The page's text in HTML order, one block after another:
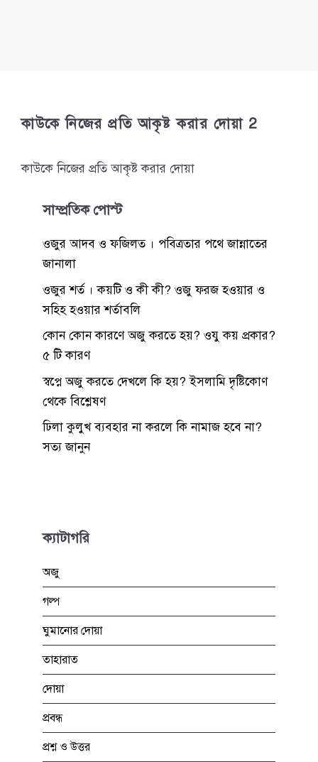
কাউকে নিজের প্রতি আকৃষ্ট করার দোয়া 2
কাউকে নিজের প্রতি আকৃষ্ট করার দোয়া
সাম্প্রতিক পোস্ট
ওজুর আদব ও ফজিলত । পবিত্রতার পথে জান্নাতের
জানালা
ওজুর শর্ত । কয়টি ও কী কী? ওজু ফরজ হওয়ার ও
সহিহ হওয়ার শর্তাবলি
কোন কোন কারণে অজু করতে হয়? ওযু কয় প্রকার?
৫ টি কারণ
স্বপ্নে অজু করতে দেখলে কি হয়? ইসলামি দৃষ্টিকোণ
থেকে বিশ্লেষণ
ঢিলা কুলুখ ব্যবহার না করলে কি নামাজ হবে না?
সত্য জানুন
ক্যাটাগরি
অজু
গল্প
ঘুমানোর দোয়া
তাহারাত
দোয়া
প্রবন্ধ
প্রশ্ন ও উত্তর